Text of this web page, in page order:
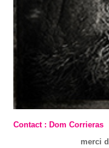
Contact : Dom Corrieras
merci